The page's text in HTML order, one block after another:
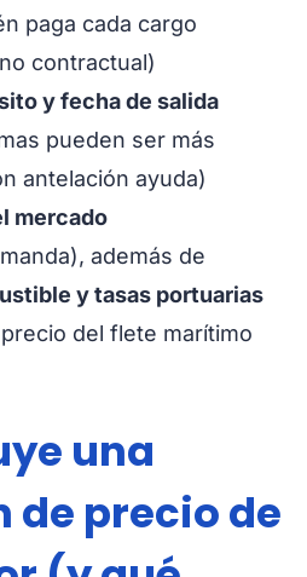
paga cada cargo
contractual)
y fecha de salida
pueden ser más
antelación ayuda)
mercado
además de
y tasas portuarias
del flete marítimo
una
de precio de